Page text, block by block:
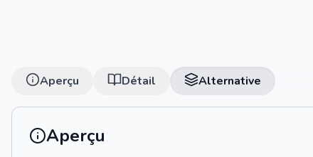
Aperçu Détail Alternative
Aperçu